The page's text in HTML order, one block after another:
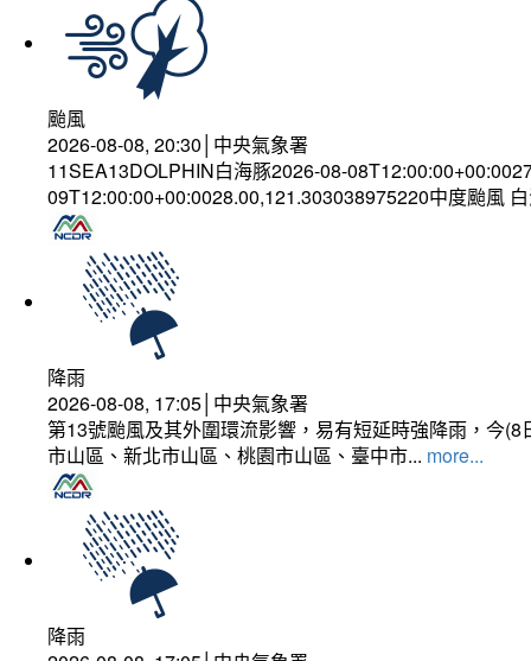
颱風
2026-08-08, 20:30│中央氣象署
11SEA13DOLPHIN白海豚2026-08-
09T12:00:00+00:0028.00,121.303038975220中度颱風
降雨
2026-08-08, 17:05│中央氣象署
第13號颱風及其外圍環流影響，易有短延時強降雨，今
市山區、新北市山區、桃園市山區、臺中市... more...
降雨